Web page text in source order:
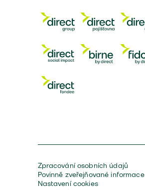
Zpracování osobních údajů
Povinně zveřejňované informace
Nastavení cookies